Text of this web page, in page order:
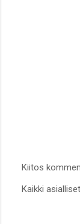
ä
Kiitos
Kaikki